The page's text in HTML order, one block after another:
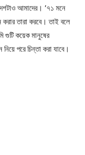
আমাদের। ’৭১ মনে
তারা করবে। তাই বলে
গুটি কয়েক মানুষের
পরে চিন্তা করা যাবে।